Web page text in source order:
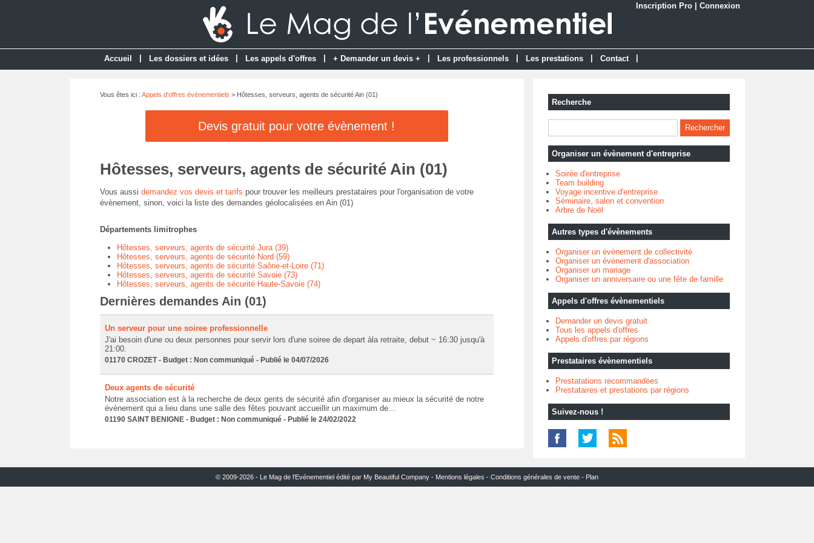
Inscription Pro Connexion
Accueil Les dossiers et idées Les appels d'offres + Demander un devis + Les professionnels Les prestations Contact
Vous êtes ici : Appels d'offres évènementiels > Hôtesses, serveurs, agents de sécurité Ain (01)
Devis gratuit pour votre évènement !
Hôtesses, serveurs, agents de sécurité Ain (01)
Vous aussi demandez vos devis et tarifs pour trouver les meilleurs prestataires pour l'organisation de votre
évènement, sinon, voici la liste des demandes géolocalisées en Ain (01)
Départements limitrophes
Hôtesses, serveurs, agents de sécurité Jura (39)
Hôtesses, serveurs, agents de sécurité Nord (59)
Hôtesses, serveurs, agents de sécurité Saône-et-Loire (71)
Hôtesses, serveurs, agents de sécurité Savoie (73)
Hôtesses, serveurs, agents de sécurité Haute-Savoie (74)
Dernières demandes Ain (01)
Un serveur pour une soiree professionnelle
J'ai besoin d'une ou deux personnes pour servir lors d'une soiree de depart àla retraite, debut ~ 16:30 jusqu'à
21:00.
01170 CROZET - Budget : Non communiqué - Publié le 04/07/2026
Deux agents de sécurité
Notre association est à la recherche de deux gents de sécurité afin d'organiser au mieux la sécurité de notre
évènement qui a lieu dans une salle des fêtes pouvant accueillir un maximum de...
01190 SAINT BENIGNE - Budget : Non communiqué - Publié le 24/02/2022
Recherche
Organiser un évènement d'entreprise
Soirée d'entreprise
Team building
Voyage incentive d'entreprise
Séminaire, salon et convention
Arbre de Noël
Autres types d'évènements
Organiser un évènement de collectivité
Organiser un évènement d'association
Organiser un mariage
Organiser un anniversaire ou une fête de famille
Appels d'offres évènementiels
Demander un devis gratuit
Tous les appels d'offres
Appels d'offres par régions
Prestataires évènementiels
Prestatations recommandées
Prestataires et prestations par régions
Suivez-nous !
© 2009-2026 - Le Mag de l'Evénementiel édité par My Beautiful Company - Mentions légales - Conditions générales de vente - Plan